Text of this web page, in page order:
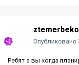
Опубликовано
Ребят а вы когда